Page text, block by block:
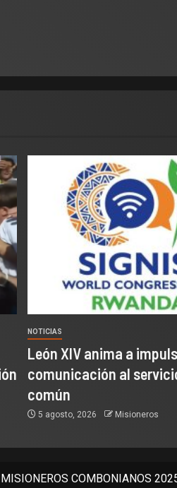
NOTICIAS
León XIV anima a
comunicación al
común
5 agosto, 2026 Misioneros
MISIONEROS COMBONIANOS